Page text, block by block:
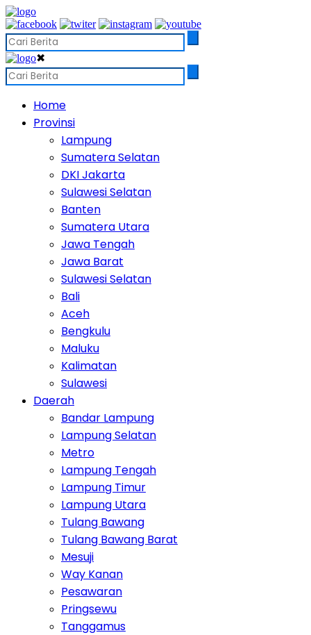
✖
Home
Provinsi
Lampung
Sumatera Selatan
DKI Jakarta
Sulawesi Selatan
Banten
Sumatera Utara
Jawa Tengah
Jawa Barat
Sulawesi Selatan
Bali
Aceh
Bengkulu
Maluku
Kalimatan
Sulawesi
Daerah
Bandar Lampung
Lampung Selatan
Metro
Lampung Tengah
Lampung Timur
Lampung Utara
Tulang Bawang
Tulang Bawang Barat
Mesuji
Way Kanan
Pesawaran
Pringsewu
Tanggamus